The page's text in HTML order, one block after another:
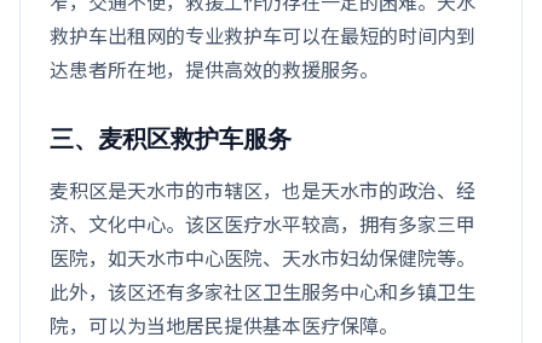
救护车出租网的专业救护车可以在最短的时间内到
达患者所在地，提供高效的救援服务。
三、麦积区救护车服务
麦积区是天水市的市辖区，也是天水市的政治、经
济、文化中心。该区医疗水平较高，拥有多家三甲
医院，如天水市中心医院、天水市妇幼保健院等。
此外，该区还有多家社区卫生服务中心和乡镇卫生
院，可以为当地居民提供基本医疗保障。